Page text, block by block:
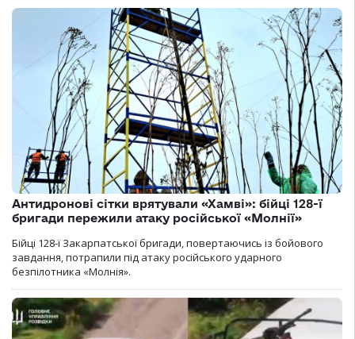
Антидронові сітки врятували «Хамві»: бійці 128-ї
бригади пережили атаку російської «Молнії»
Бійці 128-ї Закарпатської бригади, повертаючись із бойового
завдання, потрапили під атаку російського ударного
безпілотника «Молнія».